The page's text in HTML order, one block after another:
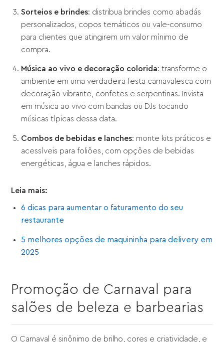
Sorteios e brindes: distribua brindes como abadás
personalizados, copos temáticos ou vale-consumo
para clientes que atingirem um valor mínimo de
compra.
Música ao vivo e decoração colorida: transforme o
ambiente em uma verdadeira festa carnavalesca com
decoração vibrante, confetes e serpentinas. Invista
em música ao vivo com bandas ou DJs tocando
músicas típicas dessa data.
Combos de bebidas e lanches: monte kits práticos e
acessíveis para foliões, com opções de bebidas
energéticas, água e lanches rápidos.
Leia mais:
6 dicas para aumentar o faturamento do seu
restaurante
5 melhores opções de maquininha para delivery em
2025
Promoção de Carnaval para
salões de beleza e barbearias
O Carnaval é sinônimo de brilho, cores e criatividade, e